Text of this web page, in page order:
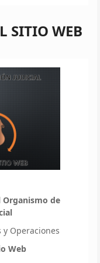
SITIO WEB
de
y Operaciones
Web